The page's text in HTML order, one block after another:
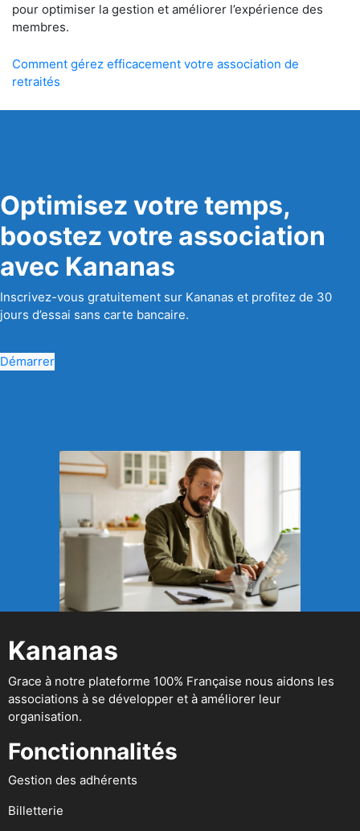
pour optimiser la gestion et améliorer l’expérience des
membres.
Comment gérez efficacement votre association de
retraités
Optimisez votre temps,
boostez votre association
avec Kananas
Inscrivez-vous gratuitement sur Kananas et profitez de 30
jours d’essai sans carte bancaire.
Démarrer
Kananas
Grace à notre plateforme 100% Française nous aidons les
associations à se développer et à améliorer leur
organisation.
Fonctionnalités
Gestion des adhérents
Billetterie